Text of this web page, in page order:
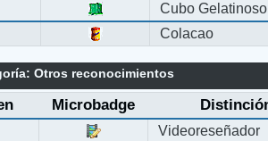
Cubo Gelatinoso
Colacao
Otros reconocimientos
Microbadge
Videoreseñador